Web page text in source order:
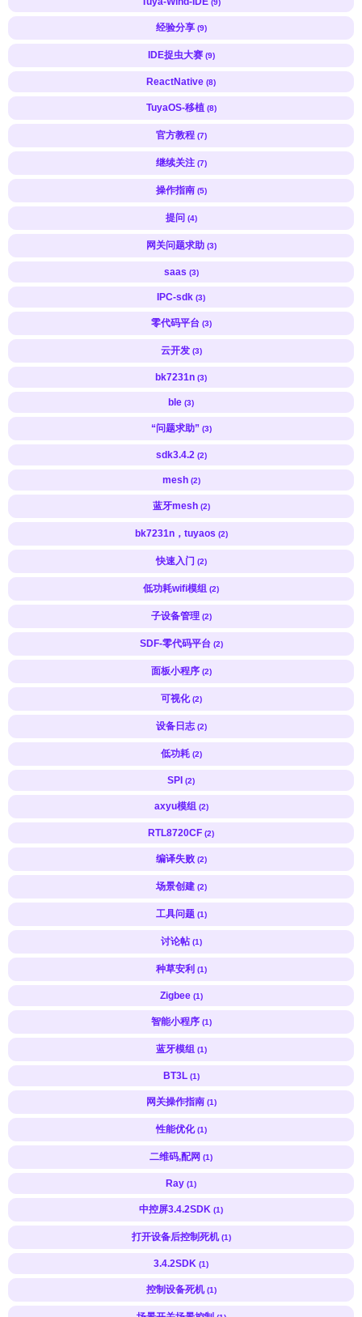
经验分享 (9)
IDE捉虫大赛 (9)
ReactNative (8)
TuyaOS-移植 (8)
官方教程 (7)
继续关注 (7)
操作指南 (5)
提问 (4)
网关问题求助 (3)
saas (3)
IPC-sdk (3)
零代码平台 (3)
云开发 (3)
bk7231n (3)
ble (3)
“问题求助” (3)
sdk3.4.2 (2)
mesh (2)
蓝牙mesh (2)
bk7231n，tuyaos (2)
快速入门 (2)
低功耗wifi模组 (2)
子设备管理 (2)
SDF-零代码平台 (2)
面板小程序 (2)
可视化 (2)
设备日志 (2)
低功耗 (2)
SPI (2)
axyu模组 (2)
RTL8720CF (2)
编译失败 (2)
场景创建 (2)
工具问题 (1)
讨论帖 (1)
种草安利 (1)
Zigbee (1)
智能小程序 (1)
蓝牙模组 (1)
BT3L (1)
网关操作指南 (1)
性能优化 (1)
二维码,配网 (1)
Ray (1)
中控屏3.4.2SDK (1)
打开设备后控制死机 (1)
3.4.2SDK (1)
控制设备死机 (1)